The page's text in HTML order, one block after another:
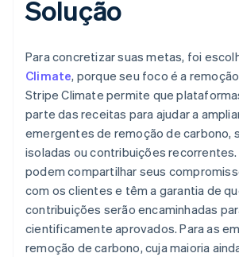
Solução
Para concretizar suas metas, foi
Climate, porque seu foco é a
Stripe Climate permite que
parte das receitas para ajudar a
emergentes de remoção de carbono,
isoladas ou contribuições
podem compartilhar seus
com os clientes e têm a garantia de
contribuições serão encaminhadas
cientificamente aprovados. Para as
remoção de carbono, cuja maioria